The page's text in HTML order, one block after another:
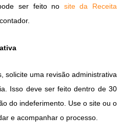
ser feito no site da Receita
solicite uma revisão administrativa
Isso deve ser feito dentro de 30
do indeferimento. Use o site ou o
e acompanhar o processo.